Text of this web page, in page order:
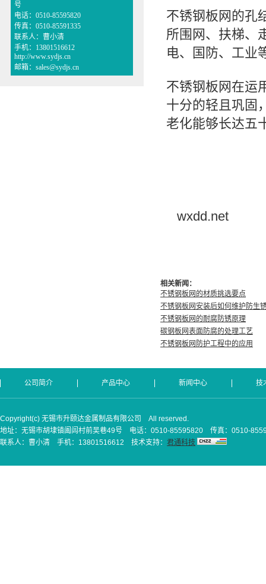
号
电话：0510-85595820
传真：0510-85591335
联系人：曹小清
手机：13801516612
http://www.sydjs.cn
邮箱：sales@sydjs.cn
不锈钢板网的孔
所围网、扶梯、
电、国防、工业
不锈钢板网在运
十分的轻且巩固
老化能够长达五
wxdd.net
相关新闻：
不锈钢板网的材质挑选要点
不锈钢板网安装后如何维护防生
不锈钢板网的耐腐防锈原理
碳钢板网表面防腐的处理工艺
不锈钢板网防护工程中的应用
公司简介 产品中心 新闻中心 技
Copyright(c) 无锡市升颐达金属制品有限公司 All reserved.
地址：无锡市胡埭镇阖闾村前吴巷49号 电话：0510-85595820 传真：0510-
联系人：曹小清 手机：13801516612 技术支持： 君通科技